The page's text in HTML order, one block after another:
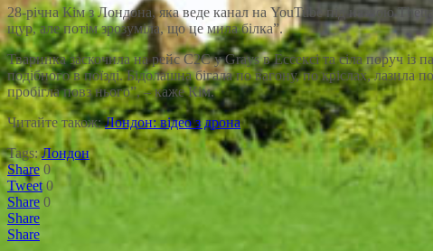
28-річна Кім з Лондона, яка веде канал на YouTube під назвою
щур, але потім зрозуміла, що це мила білка”.
Тваринка заскочила на рейс C2C у Grays в Ессексі та сіла поруч
подібного в поїзді. Бідолашна бігала по вагону, по кріслах,
пробігла повз нього”, – каже Кім.
Читайте також:Лондон: відео з дрона
Tags:Лондон
Share 0
Tweet 0
Share 0
Share
Share